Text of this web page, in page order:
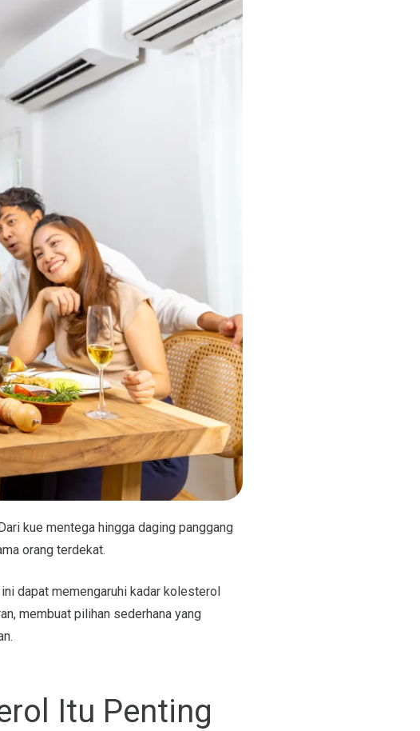
kue mentega hingga daging panggang
orang terdekat.
dapat memengaruhi kadar kolesterol
membuat pilihan sederhana yang
Itu Penting